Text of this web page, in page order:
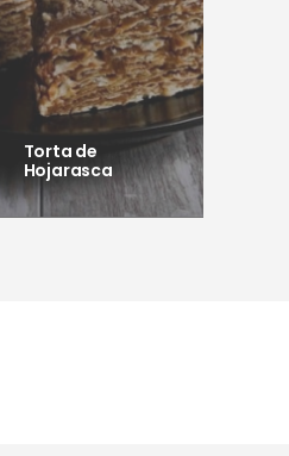
Torta de
Hojarasca